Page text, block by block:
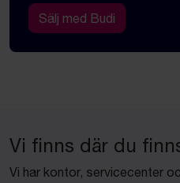
Sälj med Budi
Vi finns där du
Vi har kontor, servicecenter